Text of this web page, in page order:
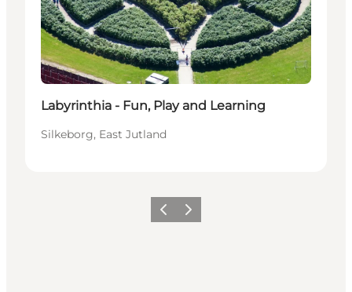
Labyrinthia - Fun, Play and Learning
Silkeborg, East Jutland
Vorige Volgende